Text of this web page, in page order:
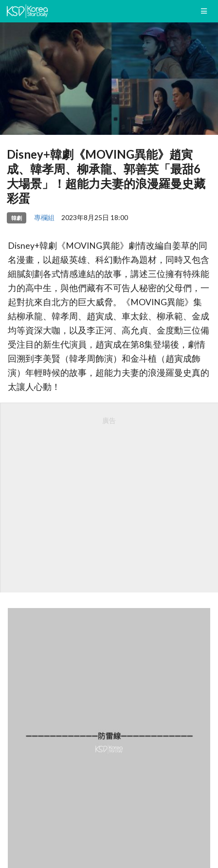
Disney+韓劇《MOVING異能》趙寅
成、韓孝周、柳承龍、郭善英「最甜6
大場景」！超能力夫妻的浪漫羅曼史藏
彩蛋
韓劇 專欄組 2023年8月25日 18:00
Disney+韓劇《MOVING異能》劇情改編自姜草的同
名漫畫，以超級英雄、科幻動作為題材，同時又包含
細膩刻劃各式情感連結的故事，講述三位擁有特殊能
力的高中生，與他們藏有不可告人秘密的父母們，一
起對抗來自北方的巨大威脅。《MOVING異能》集
結柳承龍、韓孝周、趙寅成、車太鉉、柳承範、金成
均等資深大咖，以及李正河、高允貞、金度勳三位備
受注目的新生代演員，趙寅成在第8集登場後，劇情
回溯到李美賢（韓孝周飾演）和金斗植（趙寅成飾
演）年輕時候的故事，超能力夫妻的浪漫羅曼史真的
太讓人心動！
廣告